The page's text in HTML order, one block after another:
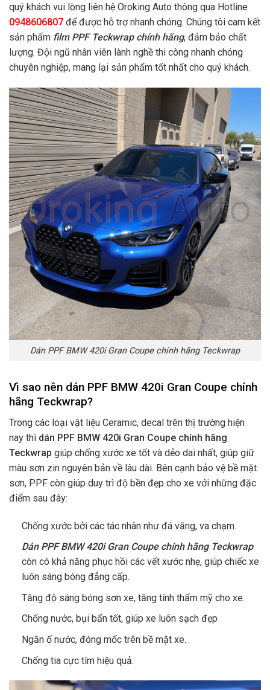
quý khách vui lòng liên hệ Oroking Auto thông qua Hotline
0948606807 để được hỗ trợ nhanh chóng. Chúng tôi cam kết
sản phẩm film PPF Teckwrap chính hãng, đảm bảo chất
lượng. Đội ngũ nhân viên lành nghề thi công nhanh chóng
chuyên nghiệp, mang lại sản phẩm tốt nhất cho quý khách.
Dán PPF BMW 420i Gran Coupe chính hãng Teckwrap
Vì sao nên dán PPF BMW 420i Gran Coupe chính
hãng Teckwrap?
Trong các loại vật liệu Ceramic, decal trên thị trường hiện
nay thì dán PPF BMW 420i Gran Coupe chính hãng
Teckwrap giúp chống xước xe tốt và dẻo dai nhất, giúp giữ
màu sơn zin nguyên bản về lâu dài. Bên cạnh bảo vệ bề mặt
sơn, PPF còn giúp duy trì độ bền đẹp cho xe với những đặc
điểm sau đây:
Chống xước bởi các tác nhân như đá văng, va chạm.
Dán PPF BMW 420i Gran Coupe chính hãng Teckwrap
còn có khả năng phục hồi các vết xước nhẹ, giúp chiếc xe
luôn sáng bóng đẳng cấp.
Tăng độ sáng bóng sơn xe, tăng tính thẩm mỹ cho xe.
Chống nước, bụi bẩn tốt, giúp xe luôn sạch đẹp
Ngăn ố nước, đóng mốc trên bề mặt xe.
Chống tia cực tím hiệu quả.